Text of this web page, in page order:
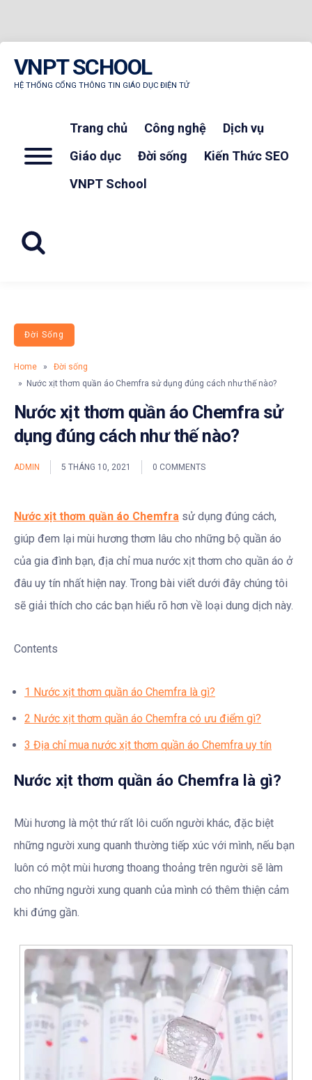
content
VNPT SCHOOL
HỆ THỐNG CỔNG THÔNG TIN GIÁO DỤC ĐIỆN TỬ
Menu
Trang chủ Công nghệ
Dịch vụ
Giáo dục
Đời sống
Kiến Thức SEO
VNPT School
Đời Sống
Home »
Đời sống
» Nước xịt thơm quần áo Chemfra sử dụng đúng cách như thế nào?
Nước xịt thơm quần áo Chemfra sử
dụng đúng cách như thế nào?
ADMIN 5 THÁNG 10, 2021 0 COMMENTS
Nước xịt thơm quần áo Chemfra sử dụng đúng cách,
giúp đem lại mùi hương thơm lâu cho những bộ quần áo
của gia đình bạn, địa chỉ mua nước xịt thơm cho quần áo ở
đâu uy tín nhất hiện nay. Trong bài viết dưới đây chúng tôi
sẽ giải thích cho các bạn hiểu rõ hơn về loại dung dịch này.
Contents
1 Nước xịt thơm quần áo Chemfra là gì?
2 Nước xịt thơm quần áo Chemfra có ưu điểm gì?
3 Địa chỉ mua nước xịt thơm quần áo Chemfra uy tín
Nước xịt thơm quần áo Chemfra là gì?
Mùi hương là một thứ rất lôi cuốn người khác, đặc biệt
những người xung quanh thường tiếp xúc với mình, nếu bạn
luôn có một mùi hương thoang thoảng trên người sẽ làm
cho những người xung quanh của mình có thêm thiện cảm
khi đứng gần.